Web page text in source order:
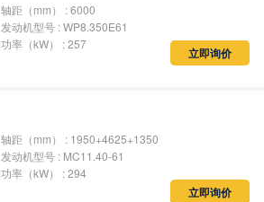
轴距（mm） : 6000
发动机型号 : WP8.350E61
功率（kW） : 257
立即询价
轴距（mm） : 1950+4625+1350
发动机型号 : MC11.40-61
功率（kW） : 294
立即询价